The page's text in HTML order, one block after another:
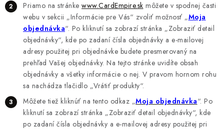
HERNÉ PRÍSLUŠENSTVO
PLYŠOVÉ HRAČKY
STOLOVÉ HRY
FIGÚRKY
PREDOBJEDNÁVKY
Priamo na stránke www.CardEmpire.sk môžete v spodnej časti
webu v sekcii „Informácie pre Vás“ zvoliť možnosť „Moja
objednávka“. Po kliknutí sa zobrazí stránka „Zobraziť detail
objednávky“, kde po zadaní čísla objednávky a e-mailovej
adresy použitej pri objednávke budete presmerovaný na
prehľad Vašej objednávky. Na tejto stránke uvidíte obsah
objednávky a všetky informácie o nej. V pravom hornom rohu
sa nachádza tlačidlo „Vrátiť produkty“.
Môžete tiež kliknúť na tento odkaz „Moja objednávka“. Po
kliknutí sa zobrazí stránka „Zobraziť detail objednávky“, kde
po zadaní čísla objednávky a e-mailovej adresy použitej pri